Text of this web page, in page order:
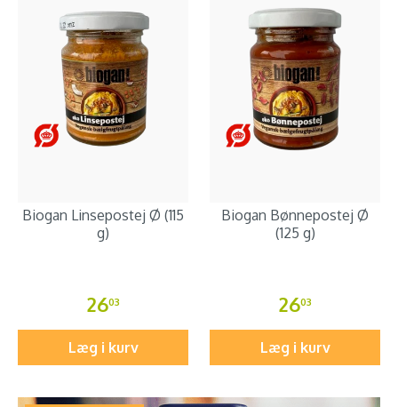
Biogan Linsepostej Ø (115
g)
2603
Læg i kurv
Biogan Bønnepostej Ø
(125 g)
2603
Læg i kurv